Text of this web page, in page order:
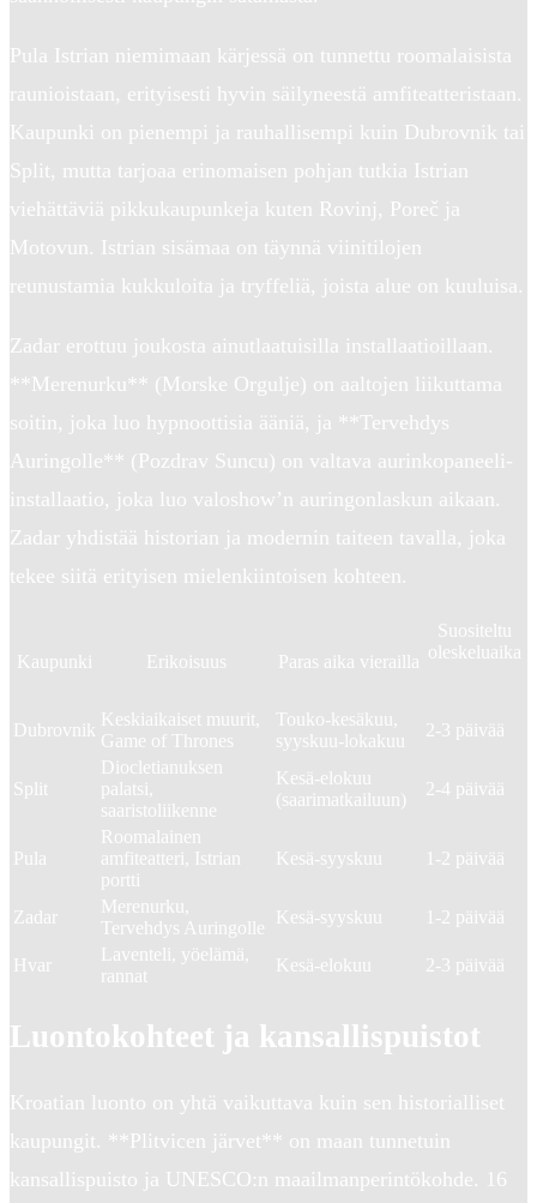
Pula Istrian niemimaan kärjessä on tunnettu roomalaisista
raunioistaan, erityisesti hyvin säilyneestä amfiteatteristaan.
Kaupunki on pienempi ja rauhallisempi kuin Dubrovnik tai
Split, mutta tarjoaa erinomaisen pohjan tutkia Istrian
viehättäviä pikkukaupunkeja kuten Rovinj, Poreč ja
Motovun. Istrian sisämaa on täynnä viinitilojen
reunustamia kukkuloita ja tryffeliä, joista alue on kuuluisa.
Zadar erottuu joukosta ainutlaatuisilla installaatioillaan.
**Merenurku** (Morske Orgulje) on aaltojen liikuttama
soitin, joka luo hypnoottisia ääniä, ja **Tervehdys
Auringolle** (Pozdrav Suncu) on valtava aurinkopaneeli-
installaatio, joka luo valoshow’n auringonlaskun aikaan.
Zadar yhdistää historian ja modernin taiteen tavalla, joka
tekee siitä erityisen mielenkiintoisen kohteen.
Kaupunki Erikoisuus Paras aika vierailla
Suositeltu
oleskeluaika
Dubrovnik
Keskiaikaiset muurit,
Game of Thrones
Touko-kesäkuu,
syyskuu-lokakuu
2-3 päivää
Split
Diocletianuksen
palatsi,
saaristoliikenne
Kesä-elokuu
(saarimatkailuun)
2-4 päivää
Pula
Roomalainen
amfiteatteri, Istrian
portti
Kesä-syyskuu 1-2 päivää
Zadar
Merenurku,
Tervehdys Auringolle
Kesä-syyskuu 1-2 päivää
Hvar
Laventeli, yöelämä,
rannat
Kesä-elokuu 2-3 päivää
Luontokohteet ja kansallispuistot
Kroatian luonto on yhtä vaikuttava kuin sen historialliset
kaupungit. **Plitvicen järvet** on maan tunnetuin
kansallispuisto ja UNESCO:n maailmanperintökohde. 16